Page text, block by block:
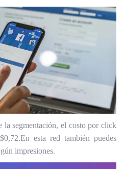
la segmentación, el costo por click
En esta red también puedes
impresiones.